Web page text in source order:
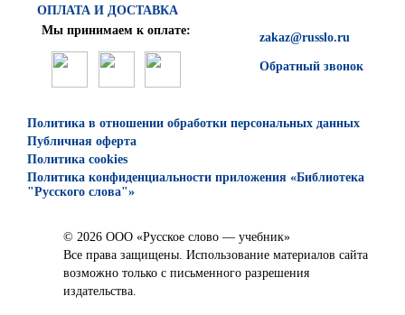
ОПЛАТА И ДОСТАВКА
zakaz@russlo.ru
Обратный звонок
Мы принимаем к оплате:
Политика в отношении обработки персональных данных
Публичная оферта
Политика cookies
Политика конфиденциальности приложения «Библиотека
"Русского слова"»
© 2026 ООО «Русское слово — учебник»
Все права защищены. Использование материалов сайта
возможно только с письменного разрешения
издательства.